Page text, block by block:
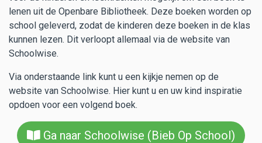
Leerlingen
Kalender
Contact
lenen uit de Openbare Bibliotheek. Deze boeken worden op
school geleverd, zodat de kinderen deze boeken in de klas
kunnen lezen. Dit verloopt allemaal via de website van
Schoolwise.
Via onderstaande link kunt u een kijkje nemen op de
website van Schoolwise. Hier kunt u en uw kind inspiratie
opdoen voor een volgend boek.
Ga naar Schoolwise (Bieb Op School)